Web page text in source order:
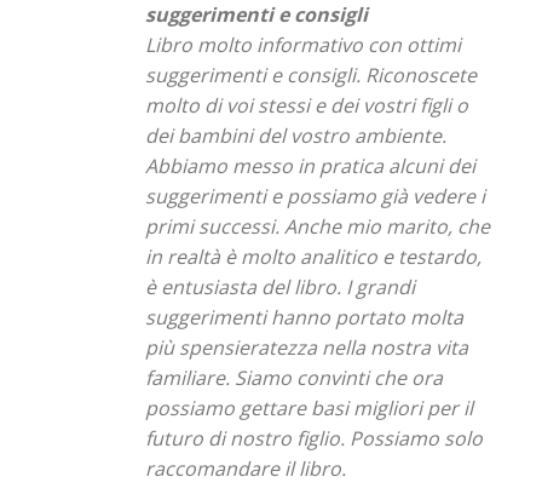
suggerimenti e consigli
Libro molto informativo con ottimi
suggerimenti e consigli. Riconoscete
molto di voi stessi e dei vostri figli o
dei bambini del vostro ambiente.
Abbiamo messo in pratica alcuni dei
suggerimenti e possiamo già vedere i
primi successi. Anche mio marito, che
in realtà è molto analitico e testardo,
è entusiasta del libro. I grandi
suggerimenti hanno portato molta
più spensieratezza nella nostra vita
familiare. Siamo convinti che ora
possiamo gettare basi migliori per il
futuro di nostro figlio. Possiamo solo
raccomandare il libro.